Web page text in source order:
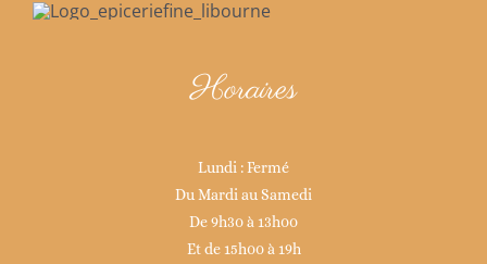
Horaires
Lundi : Fermé
Du Mardi au Samedi
De 9h30 à 13h00
Et de 15h00 à 19h